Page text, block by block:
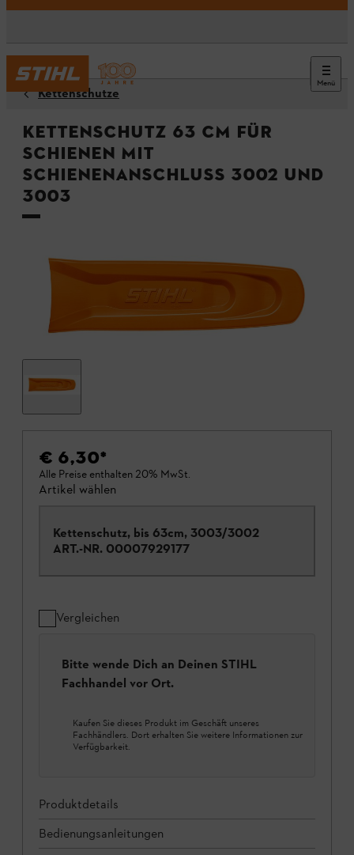
Menü
Kettenschutze
Kettenschutz 63 cm für
Schienen mit
Schienenanschluss 3002 und
3003
€ 6,30*
Alle Preise enthalten 20% MwSt.
Artikel wählen
Kettenschutz, bis 63cm, 3003/3002
ART.-NR. 00007929177
Vergleichen
Bitte wende Dich an Deinen STIHL
Fachhandel vor Ort.
Kaufen Sie dieses Produkt im Geschäft unseres
Fachhändlers. Dort erhalten Sie weitere Informationen zur
Verfügbarkeit.
Produktdetails
Bedienungsanleitungen